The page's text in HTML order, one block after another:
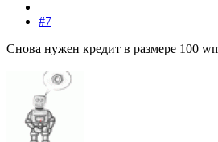
#7
Снова нужен кредит в размере 100